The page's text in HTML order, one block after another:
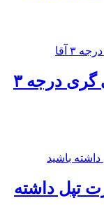
کلاس تئوری مربی گری درجه ۳
تپل داشته